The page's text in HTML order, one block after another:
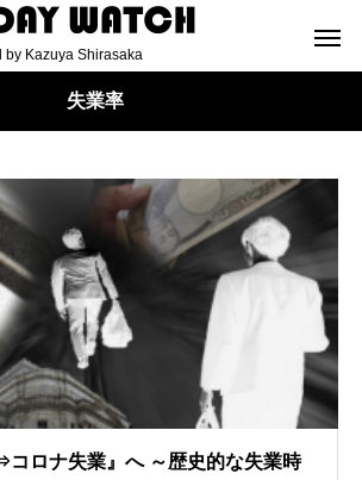
by Kazuya Shirasaka
失業率
コロナ失業』へ ～歴史的な失業時